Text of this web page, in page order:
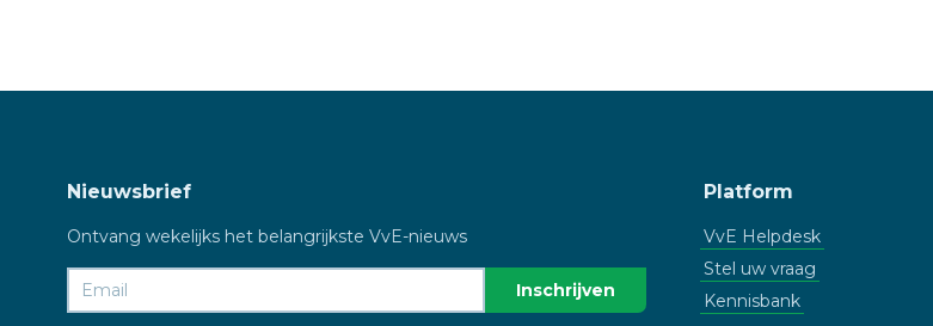
Nieuwsbrief
Ontvang wekelijks het belangrijkste VvE-nieuws
Platform
VvE Helpdesk
Stel uw vraag
Kennisbank